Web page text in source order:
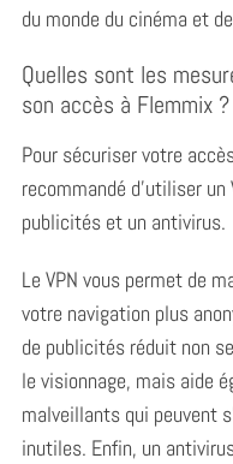
du monde du cinéma et
Quelles sont les
son accès à Flemmix ?
Pour sécuriser votre
recommandé d’utiliser un
publicités et un antivirus.
Le VPN vous permet de
votre navigation plus
de publicités réduit non
le visionnage, mais aide
malveillants qui peuvent
inutiles. Enfin, un